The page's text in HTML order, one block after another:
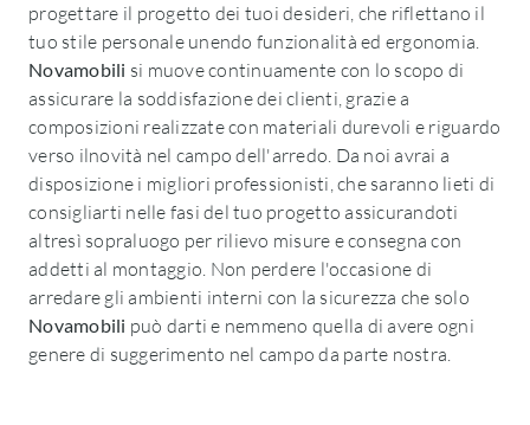
progettare il progetto dei tuoi desideri, che riflettano il
tuo stile personale unendo funzionalità ed ergonomia.
Novamobili si muove continuamente con lo scopo di
assicurare la soddisfazione dei clienti, grazie a
composizioni realizzate con materiali durevoli e riguardo
verso ilnovità nel campo dell'arredo. Da noi avrai a
disposizione i migliori professionisti, che saranno lieti di
consigliarti nelle fasi del tuo progetto assicurandoti
altresì sopraluogo per rilievo misure e consegna con
addetti al montaggio. Non perdere l'occasione di
arredare gli ambienti interni con la sicurezza che solo
Novamobili può darti e nemmeno quella di avere ogni
genere di suggerimento nel campo da parte nostra.